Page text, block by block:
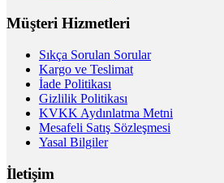
Müşteri Hizmetleri
Sıkça Sorulan Sorular
Kargo ve Teslimat
İade Politikası
Gizlilik Politikası
KVKK Aydınlatma Metni
Mesafeli Satış Sözleşmesi
Yasal Bilgiler
İletişim